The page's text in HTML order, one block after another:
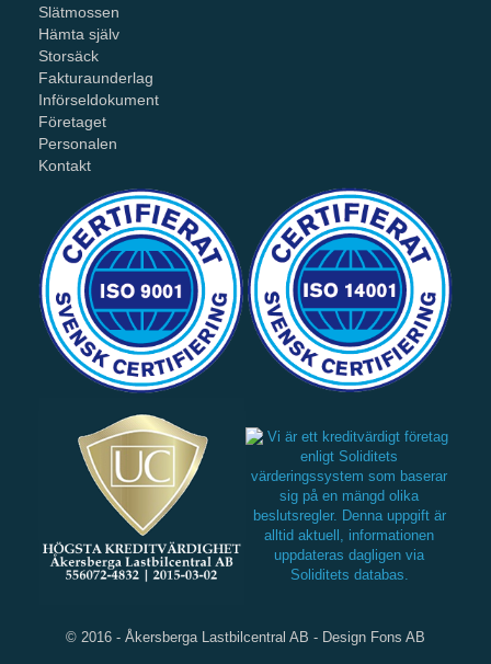
Slätmossen
Hämta själv
Storsäck
Fakturaunderlag
Införseldokument
Företaget
Personalen
Kontakt
© 2016 - Åkersberga Lastbilcentral AB - Design Fons AB